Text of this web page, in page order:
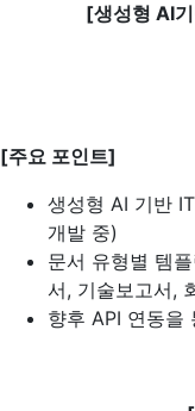
[생성형 AI
[주요 포인트]
생성형 AI 기반
개발 중)
문서 유형별 템
서, 기술보고서,
향후 API 연동을